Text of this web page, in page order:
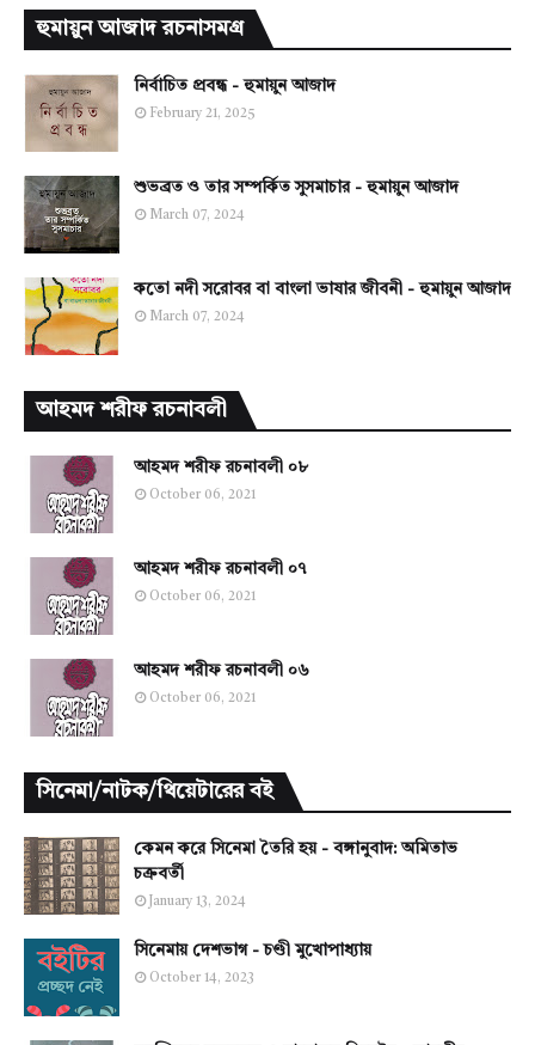
হুমায়ুন আজাদ রচনাসমগ্র
নির্বাচিত প্রবন্ধ - হুমায়ুন আজাদ
February 21, 2025
শুভব্রত ও তার সম্পর্কিত সুসমাচার - হুমায়ুন আজাদ
March 07, 2024
কতো নদী সরোবর বা বাংলা ভাষার জীবনী - হুমায়ুন আজাদ
March 07, 2024
আহমদ শরীফ রচনাবলী
আহমদ শরীফ রচনাবলী ০৮
October 06, 2021
আহমদ শরীফ রচনাবলী ০৭
October 06, 2021
আহমদ শরীফ রচনাবলী ০৬
October 06, 2021
সিনেমা/নাটক/থিয়েটারের বই
কেমন করে সিনেমা তৈরি হয় - বঙ্গানুবাদ: অমিতাভ
চক্রবর্তী
January 13, 2024
সিনেমায় দেশভাগ - চণ্ডী মুখোপাধ্যায়
October 14, 2023